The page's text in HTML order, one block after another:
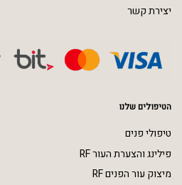
יצירת קשר
הטיפולים שלנו
טיפולי פנים
פילינג והצערת העור RF
מיצוק עור הפנים RF